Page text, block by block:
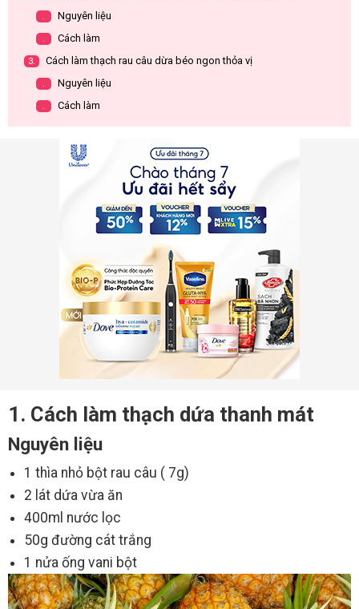
. Nguyên liệu
. Cách làm
3. Cách làm thạch rau câu dừa béo ngon thỏa vị
. Nguyên liệu
. Cách làm
1. Cách làm thạch dứa thanh mát
Nguyên liệu
1 thìa nhỏ bột rau câu ( 7g)
2 lát dứa vừa ăn
400ml nước lọc
50g đường cát trắng
1 nửa ống vani bột